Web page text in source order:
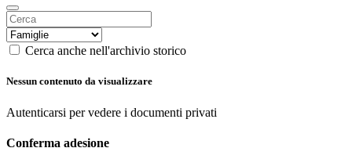
Cerca anche nell'archivio storico
Nessun contenuto da visualizzare
Autenticarsi per vedere i documenti privati
Conferma adesione